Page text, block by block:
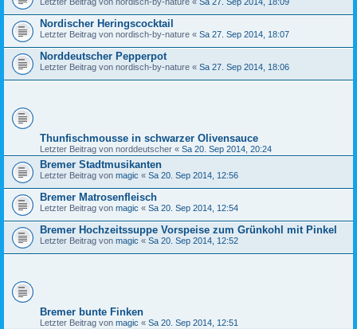
Letzter Beitrag von nordisch-by-nature « Sa 27. Sep 2014, 18:09
Nordischer Heringscocktail
Letzter Beitrag von nordisch-by-nature « Sa 27. Sep 2014, 18:07
Norddeutscher Pepperpot
Letzter Beitrag von nordisch-by-nature « Sa 27. Sep 2014, 18:06
Thunfischmousse in schwarzer Olivensauce
Letzter Beitrag von norddeutscher « Sa 20. Sep 2014, 20:24
Bremer Stadtmusikanten
Letzter Beitrag von magic « Sa 20. Sep 2014, 12:56
Bremer Matrosenfleisch
Letzter Beitrag von magic « Sa 20. Sep 2014, 12:54
Bremer Hochzeitssuppe Vorspeise zum Grünkohl mit Pinkel
Letzter Beitrag von magic « Sa 20. Sep 2014, 12:52
Bremer bunte Finken
Letzter Beitrag von magic « Sa 20. Sep 2014, 12:51